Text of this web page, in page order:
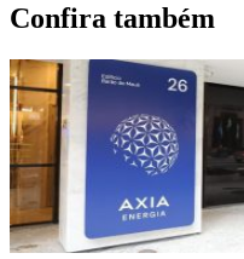
Confira também